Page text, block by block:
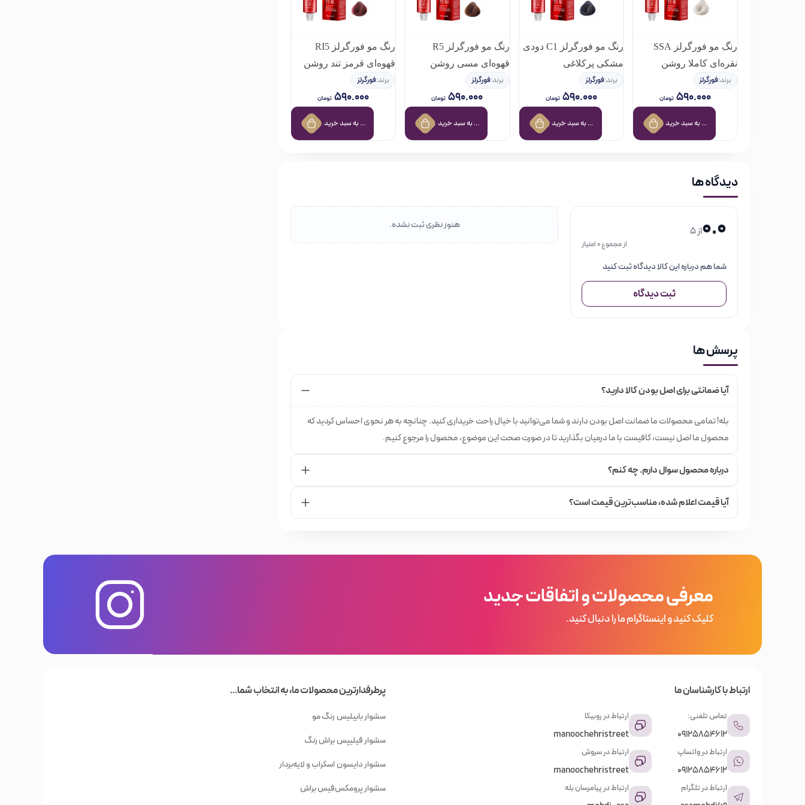
رنگ مو فورگرلز SSA
نقره‌ای کاملا روشن
برند:فورگرلز
۵۹۰.۰۰۰ تومان
افزودن به سبد خرید
رنگ مو فورگرلز C1 دودی
مشکی پرکلاغی
برند:فورگرلز
۵۹۰.۰۰۰ تومان
افزودن به سبد خرید
رنگ مو فورگرلز R5
قهوه‌ای مسی روشن
برند:فورگرلز
۵۹۰.۰۰۰ تومان
افزودن به سبد خرید
رنگ مو فورگرلز RI5
قهوه‌ای قرمز تند روشن
برند:فورگرلز
۵۹۰.۰۰۰ تومان
افزودن به سبد خرید
دیدگاه ها
0.0از 5
از مجموع 0 امتیاز
شما هم درباره این کالا دیدگاه ثبت کنید
ثبت دیدگاه
هنوز نظری ثبت نشده.
پرسش ها
آیا ضمانتی برای اصل بودن کالا دارید؟
بله! تمامی محصولات ما ضمانت اصل بودن دارند و شما می‌توانید با خیال راحت خریداری کنید. چنانچه به هر نحوی احساس کردید که
محصول ما اصل نیست، کافیست با ما درمیان بگذارید تا در صورت صحت این موضوع، محصول را مرجوع کنیم.
درباره محصول سوال دارم. چه کنم؟
آیا قیمت اعلام شده،‌ مناسب‌ترین قیمت است؟
معرفی محصولات و اتفاقات جدید
کلیک کنید و اینستاگرام ما را دنبال کنید.
ارتباط با کارشناسان ما
تماس تلفنی:
09125854612
ارتباط در واتساپ
09125854612
ارتباط در تلگرام
ارتباط در روبیکا
manoochehristreet
ارتباط در سروش
manoochehristreet
ارتباط در پیامرسان بله
پرطرفدارترین محصولات ما، به انتخاب شما...
سشوار بابیلیس
سشوار فیلیپس
سشوار دایسون
سشوار پرومکس
رنگ مو
براش رنگ
اسکراب و لایه‌بردار
فیس براش